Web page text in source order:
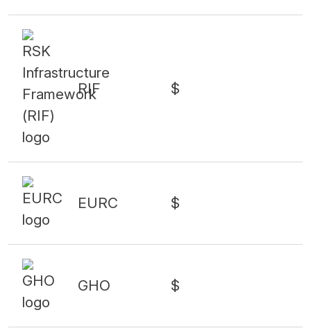
RIF $
EURC $
GHO $